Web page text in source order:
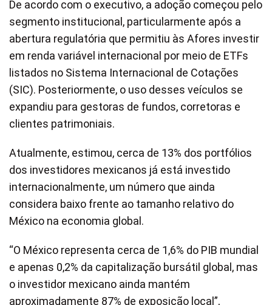
De acordo com o executivo, a adoção começou pelo
segmento institucional, particularmente após a
abertura regulatória que permitiu às Afores investir
em renda variável internacional por meio de ETFs
listados no Sistema Internacional de Cotações
(SIC). Posteriormente, o uso desses veículos se
expandiu para gestoras de fundos, corretoras e
clientes patrimoniais.
Atualmente, estimou, cerca de 13% dos portfólios
dos investidores mexicanos já está investido
internacionalmente, um número que ainda
considera baixo frente ao tamanho relativo do
México na economia global.
“O México representa cerca de 1,6% do PIB mundial
e apenas 0,2% da capitalização bursátil global, mas
o investidor mexicano ainda mantém
aproximadamente 87% de exposição local”,